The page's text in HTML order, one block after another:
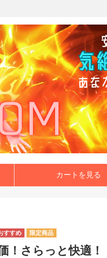
カートを見る
！さらっと快適